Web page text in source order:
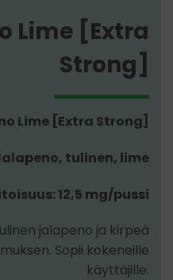
Lime [Extra
Strong]
Lime [Extra Strong]
tulinen, lime
12,5 mg/pussi
jalapeno ja kirpeä
Sopii kokeneille
käyttäjille.